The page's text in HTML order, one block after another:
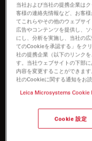
もっと知りた
お気軽にお問
サービ
当社および当社の提携企業は
客様の連絡先情報など、お客
てこれらやその他のウェブサ
広告やコンテンツを提供し、
にし、分析を実施し、当社の
てのCookieを承認する」をク
社の提携企業（以下のリンク
す。当社ウェブサイトの下部
内容を変更することができま
社のCookieに関する通知をお
Leica Microsystems Cookie
Cookie 設定